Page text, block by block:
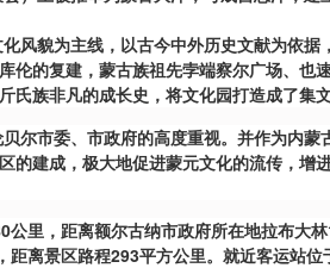
貌为主线，以古今中外历史文献为依
伦的复建，蒙古族祖先孛端察尔广场、
族非凡的成长史，将文化园打造成了
尔市委、市政府的高度重视。并作为内
的建成，极大地促进蒙元文化的流传，
里，距离额尔古纳市政府所在地拉布
离景区路程293平方公里。就近客运站位